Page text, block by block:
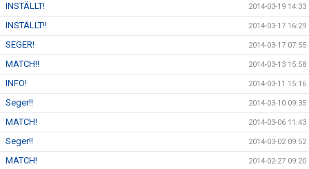
INSTÄLLT! 2014-03-19 14:33
INSTÄLLT!! 2014-03-17 16:29
SEGER! 2014-03-17 07:55
MATCH!! 2014-03-13 15:58
INFO! 2014-03-11 15:16
Seger!! 2014-03-10 09:35
MATCH! 2014-03-06 11:43
Seger!! 2014-03-02 09:52
MATCH! 2014-02-27 09:20